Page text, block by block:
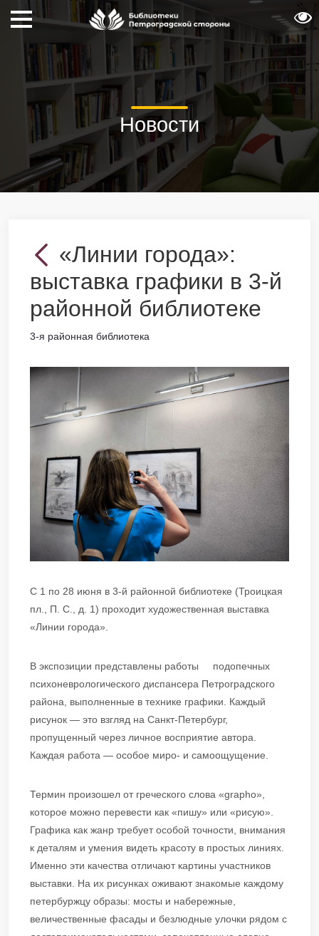
Новости
«Линии города»:
выставка графики в 3-й
районной библиотеке
3-я районная библиотека
С 1 по 28 июня в 3-й районной библиотеке (Троицкая
пл., П. С., д. 1) проходит художественная выставка
«Линии города».
В экспозиции представлены работы подопечных
психоневрологического диспансера Петроградского
района, выполненные в технике графики. Каждый
рисунок — это взгляд на Санкт-Петербург,
пропущенный через личное восприятие автора.
Каждая работа — особое миро- и самоощущение.
Термин произошел от греческого слова «grapho»,
которое можно перевести как «пишу» или «рисую».
Графика как жанр требует особой точности, внимания
к деталям и умения видеть красоту в простых линиях.
Именно эти качества отличают картины участников
выставки. На их рисунках оживают знакомые каждому
петербуржцу образы: мосты и набережные,
величественные фасады и безлюдные улочки рядом с